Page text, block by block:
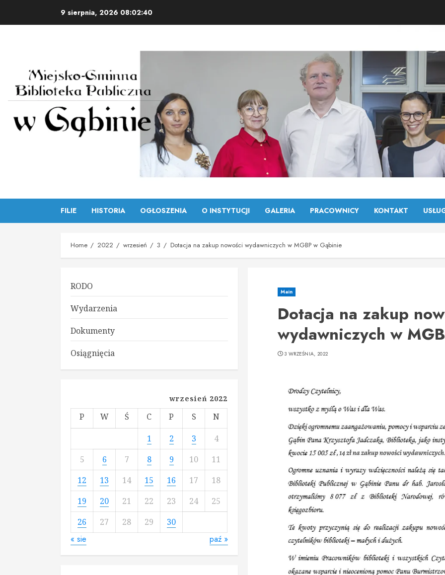
9 sierpnia, 2026 08:02:41
FILIE HISTORIA OGŁOSZENIA O INSTYTUCJI GALERIA PRACOWNICY KONTAKT
Home 2022 wrzesień 3 Dotacja na zakup nowości wydawniczych w MGBP w Gąbinie
Main
Dotacja na zakup
wydawniczych w
3 WRZEŚNIA, 2022
RODO
Wydarzenia
Dokumenty
Osiągnięcia
wrzesień 2022
P W Ś C P S
N
1
2 3
4
5
6 7 8 9 10
11
12
13 14 15 16 17
18
19
20 21 22 23 24
25
26
27 28 29 30
« sie paź »